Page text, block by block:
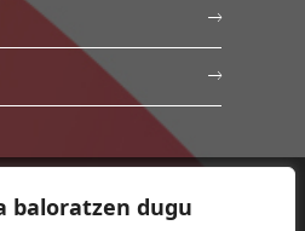
baloratzen dugu